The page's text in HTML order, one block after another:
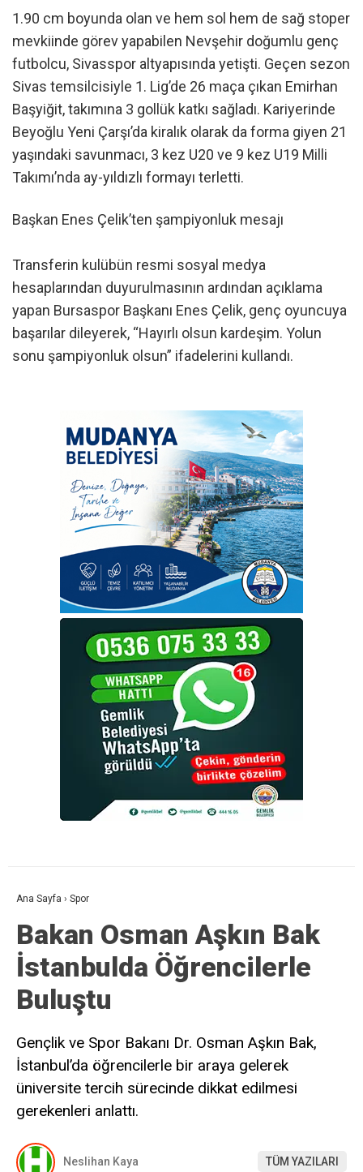
1.90 cm boyunda olan ve hem sol hem de sağ stoper
mevkiinde görev yapabilen Nevşehir doğumlu genç
futbolcu, Sivasspor altyapısında yetişti. Geçen sezon
Sivas temsilcisiyle 1. Lig’de 26 maça çıkan Emirhan
Başyiğit, takımına 3 gollük katkı sağladı. Kariyerinde
Beyoğlu Yeni Çarşı’da kiralık olarak da forma giyen 21
yaşındaki savunmacı, 3 kez U20 ve 9 kez U19 Milli
Takımı’nda ay-yıldızlı formayı terletti.
Başkan Enes Çelik’ten şampiyonluk mesajı
Transferin kulübün resmi sosyal medya
hesaplarından duyurulmasının ardından açıklama
yapan Bursaspor Başkanı Enes Çelik, genç oyuncuya
başarılar dileyerek, “Hayırlı olsun kardeşim. Yolun
sonu şampiyonluk olsun” ifadelerini kullandı.
Ana Sayfa › Spor
Bakan Osman Aşkın Bak
İstanbulda Öğrencilerle
Buluştu
Gençlik ve Spor Bakanı Dr. Osman Aşkın Bak,
İstanbul’da öğrencilerle bir araya gelerek
üniversite tercih sürecinde dikkat edilmesi
gerekenleri anlattı.
Neslihan Kaya TÜM YAZILARI